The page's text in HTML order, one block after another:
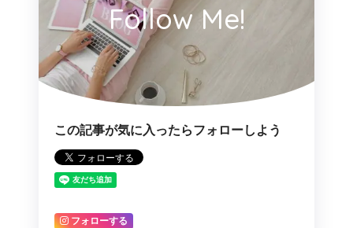
Follow Me!
この記事が気に入ったらフォローしよう
フォローする